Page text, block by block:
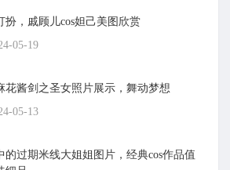
扮，戚顾儿cos妲己美图欣赏
05-19
花酱剑之圣女照片展示，舞动梦想
05-13
的过期米线大姐姐图片，经典cos作品值